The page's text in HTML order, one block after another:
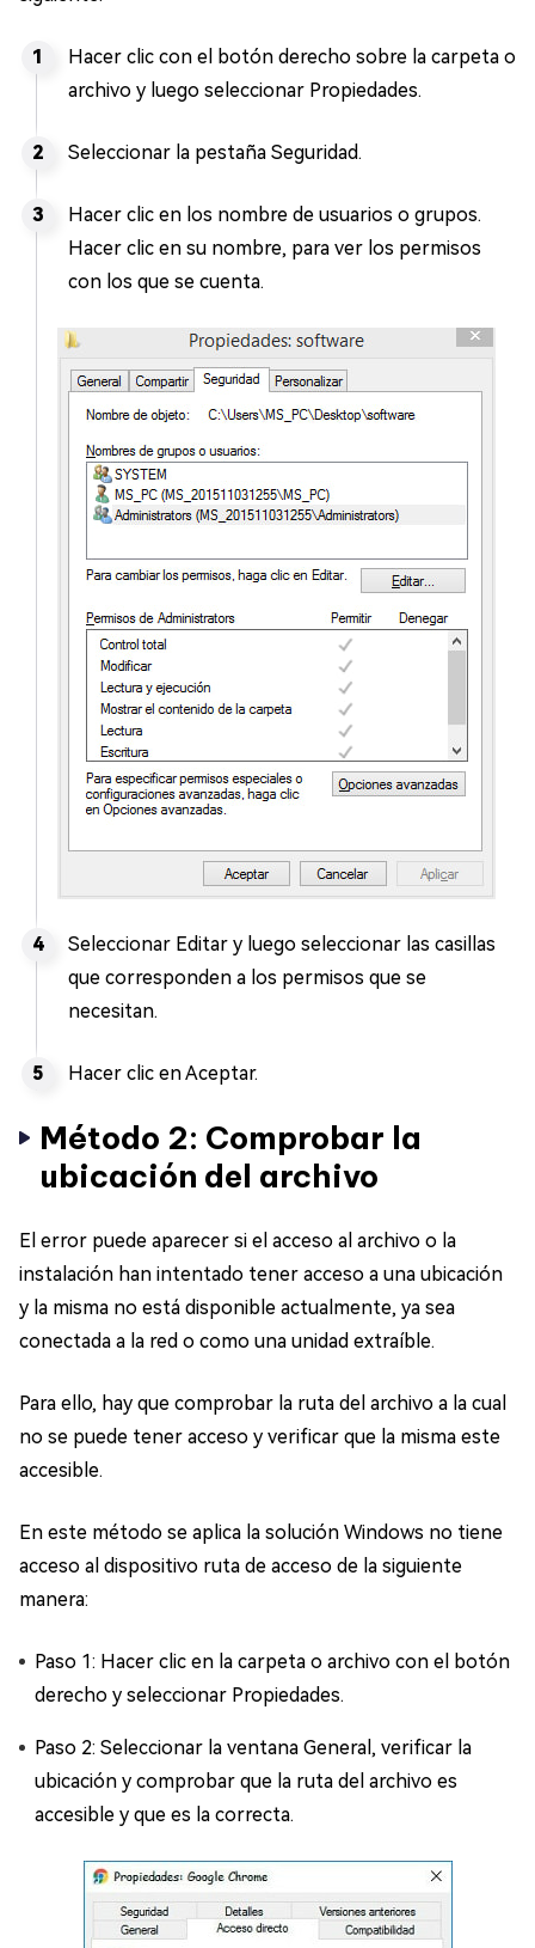
Hacer clic con el botón derecho sobre la carpeta o
archivo y luego seleccionar Propiedades.
Seleccionar la pestaña Seguridad.
Hacer clic en los nombre de usuarios o grupos.
Hacer clic en su nombre, para ver los permisos
con los que se cuenta.
Seleccionar Editar y luego seleccionar las casillas
que corresponden a los permisos que se
necesitan.
Hacer clic en Aceptar.
Método 2: Comprobar la
ubicación del archivo
El error puede aparecer si el acceso al archivo o la
instalación han intentado tener acceso a una ubicación
y la misma no está disponible actualmente, ya sea
conectada a la red o como una unidad extraíble.
Para ello, hay que comprobar la ruta del archivo a la cual
no se puede tener acceso y verificar que la misma este
accesible.
En este método se aplica la solución Windows no tiene
acceso al dispositivo ruta de acceso de la siguiente
manera:
Paso 1: Hacer clic en la carpeta o archivo con el botón
derecho y seleccionar Propiedades.
Paso 2: Seleccionar la ventana General, verificar la
ubicación y comprobar que la ruta del archivo es
accesible y que es la correcta.